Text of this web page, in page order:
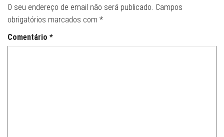
O seu endereço de email não será publicado. Campos
obrigatórios marcados com *
Comentário *